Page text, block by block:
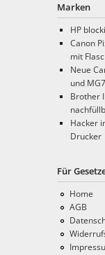
Marken
HP
Canon
mit
Neue
und
Brother
Hacker
Drucker
Für
Home
AGB